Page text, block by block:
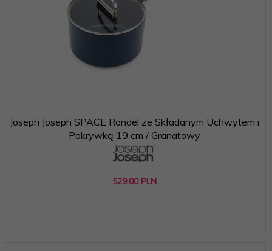
Joseph Joseph SPACE Rondel ze Składanym Uchwytem i
Pokrywką 19 cm / Granatowy
529,00 PLN